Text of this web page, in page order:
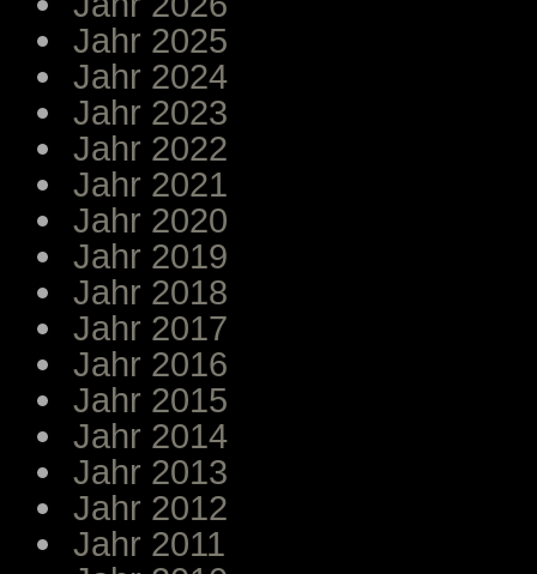
Jahr 2025
Jahr 2024
Jahr 2023
Jahr 2022
Jahr 2021
Jahr 2020
Jahr 2019
Jahr 2018
Jahr 2017
Jahr 2016
Jahr 2015
Jahr 2014
Jahr 2013
Jahr 2012
Jahr 2011